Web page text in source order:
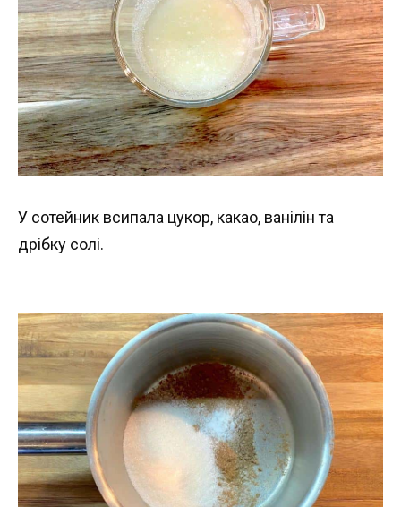
У сотейник всипала цукор, какао, ванілін та
дрібку солі.